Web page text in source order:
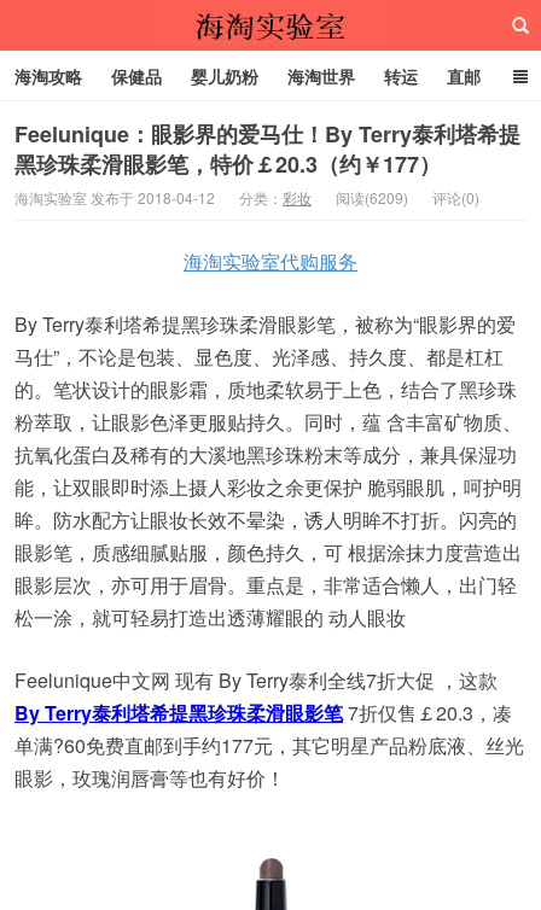
海淘实验室
海淘攻略 保健品 婴儿奶粉 海淘世界 转运 直邮
代购服务
Feelunique：眼影界的爱马仕！By Terry泰利塔希提
黑珍珠柔滑眼影笔，特价￡20.3（约￥177）
海淘实验室 发布于 2018-04-12 分类： 彩妆 阅读(6209) 评论(0)
海淘实验室代购服务
By Terry泰利塔希提黑珍珠柔滑眼影笔，被称为“眼影界的爱
马仕”，不论是包装、显色度、光泽感、持久度、都是杠杠
的。笔状设计的眼影霜，质地柔软易于上色，结合了黑珍珠
粉萃取，让眼影色泽更服贴持久。同时，蕴 含丰富矿物质、
抗氧化蛋白及稀有的大溪地黑珍珠粉末等成分，兼具保湿功
能，让双眼即时添上摄人彩妆之余更保护 脆弱眼肌，呵护明
眸。防水配方让眼妆长效不晕染，诱人明眸不打折。闪亮的
眼影笔，质感细腻贴服，颜色持久，可 根据涂抹力度营造出
眼影层次，亦可用于眉骨。重点是，非常适合懒人，出门轻
松一涂，就可轻易打造出透薄耀眼的 动人眼妆
Feelunique中文网 现有 By Terry泰利全线7折大促 ，这款
By Terry泰利塔希提黑珍珠柔滑眼影笔7折仅售￡20.3，凑
单满?60免费直邮到手约177元，其它明星产品粉底液、丝光
眼影，玫瑰润唇膏等也有好价！